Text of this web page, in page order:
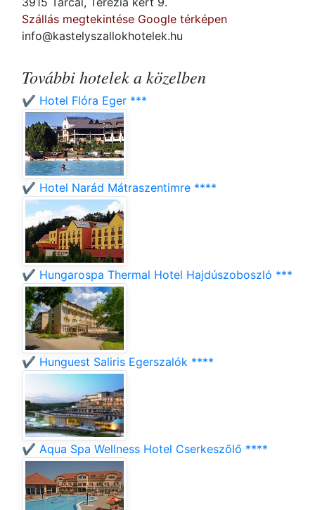
Szállás megtekintése Google térképen
info@kastelyszallokhotelek.hu
További hotelek a közelben
✔️ Hotel Flóra Eger ***
✔️ Hotel Narád Mátraszentimre ****
✔️ Hungarospa Thermal Hotel Hajdúszoboszló ***
✔️ Hunguest Saliris Egerszalók ****
✔️ Aqua Spa Wellness Hotel Cserkeszőlő ****